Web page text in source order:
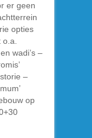
er geen
opties
o.a.
wadi’s –
–
op